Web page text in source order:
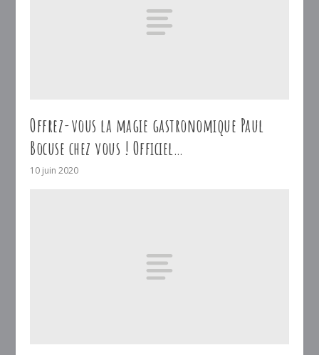
Offrez-vous la magie gastronomique Paul
Bocuse chez vous ! Officiel…
10 juin 2020